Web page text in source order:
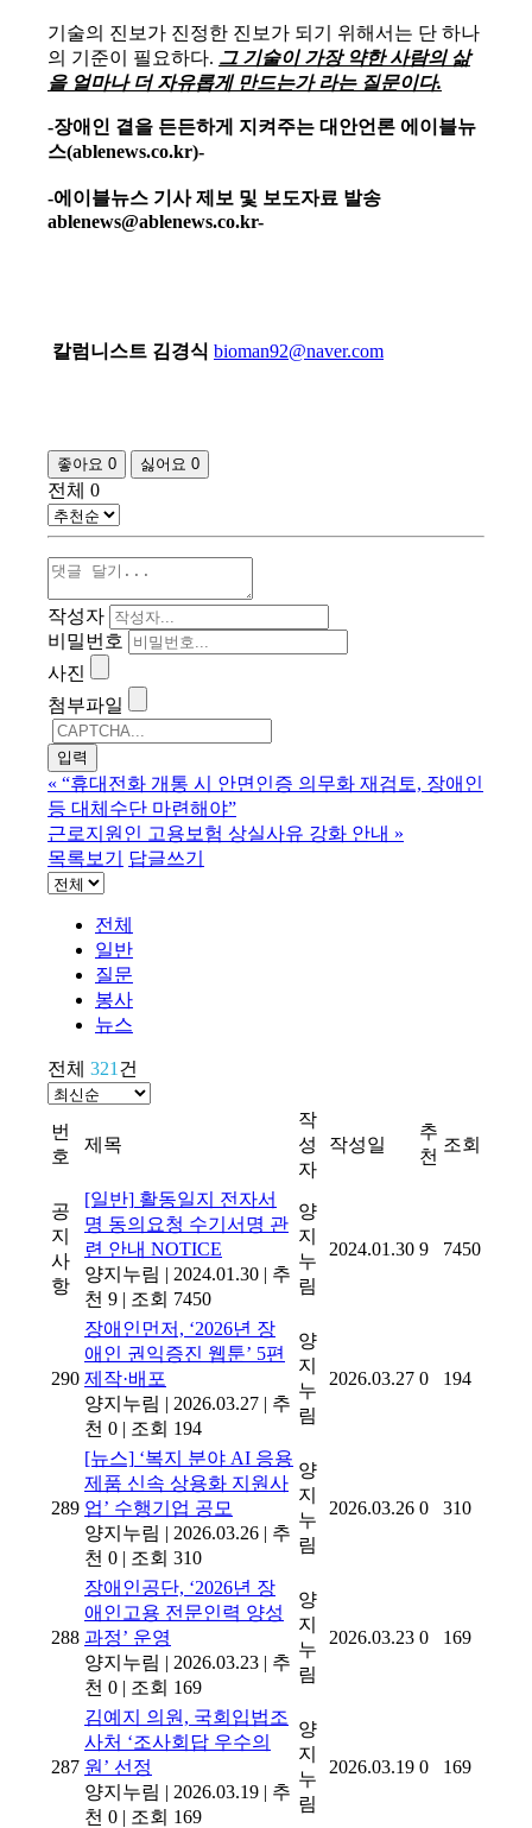
기술의 진보가 진정한 진보가 되기 위해서는 단 하나
의 기준이 필요하다. 그 기술이 가장 약한 사람의 삶
을 얼마나 더 자유롭게 만드는가 라는 질문이다.
-장애인 곁을 든든하게 지켜주는 대안언론 에이블뉴
스(ablenews.co.kr)-
-에이블뉴스 기사 제보 및 보도자료 발송
ablenews@ablenews.co.kr-
칼럼니스트 김경식 bioman92@naver.com
좋아요 0 싫어요 0
전체 0
작성자
비밀번호
사진
첨부파일
« “휴대전화 개통 시 안면인증 의무화 재검토, 장애인
등 대체수단 마련해야”
근로지원인 고용보험 상실사유 강화 안내 »
목록보기
답글쓰기
전체
일반
질문
봉사
뉴스
전체 321 건
번
호
제목
작
성
자
작성일
추
천
조회
공
지
사
항
[일반] 활동일지 전자서
명 동의요청 수기서명 관
련 안내 NOTICE
양지누림 | 2024.01.30 | 추
천 9 | 조회 7450
양
지
누
림
2024.01.30 9 7450
290
장애인먼저, ‘2026년 장
애인 권익증진 웹툰’ 5편
제작·배포
양지누림 | 2026.03.27 | 추
천 0 | 조회 194
양
지
누
림
2026.03.27 0 194
289
[뉴스] ‘복지 분야 AI 응용
제품 신속 상용화 지원사
업’ 수행기업 공모
양지누림 | 2026.03.26 | 추
천 0 | 조회 310
양
지
누
림
2026.03.26 0 310
288
장애인공단, ‘2026년 장
애인고용 전문인력 양성
과정’ 운영
양지누림 | 2026.03.23 | 추
천 0 | 조회 169
양
지
누
림
2026.03.23 0 169
287
김예지 의원, 국회입법조
사처 ‘조사회답 우수의
원’ 선정
양지누림 | 2026.03.19 | 추
천 0 | 조회 169
양
지
누
림
2026.03.19 0 169